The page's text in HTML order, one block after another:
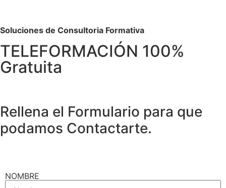
Soluciones de Consultoria Formativa
TELEFORMACIÓN 100%
Gratuita
Rellena el Formulario para que
podamos Contactarte.
NOMBRE